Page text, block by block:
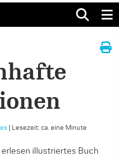
Lesezeit: ca. eine Minute
erlesen illustriertes Buch